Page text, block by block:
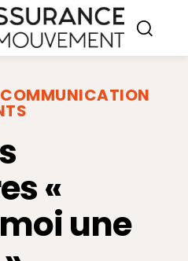
COMMUNICATION
«
une